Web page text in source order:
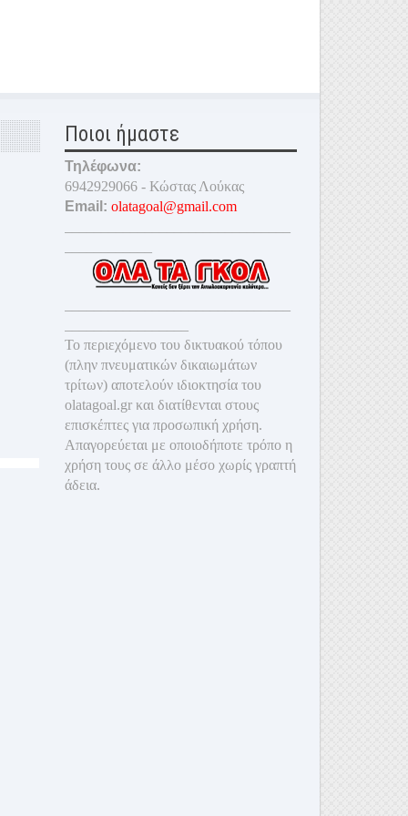
Ποιοι ήμαστε
Τηλέφωνα:
6942929066 - Κώστας Λούκας
Email: olatagoal@gmail.com
Το περιεχόμενο του δικτυακού τόπου
(πλην πνευματικών δικαιωμάτων
τρίτων) αποτελούν ιδιοκτησία του
olatagoal.gr και διατίθενται στους
επισκέπτες για προσωπική χρήση.
Απαγορεύεται με οποιοδήποτε τρόπο η
χρήση τους σε άλλο μέσο χωρίς γραπτή
άδεια.